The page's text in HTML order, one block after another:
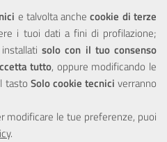
e talvolta anchecookie di terze
i tuoi dati a fini di profilazione;
solo con il tuo consenso
tutto, oppure modificando le
tasto Solo cookie tecnici verranno
modificare le tue preferenze, puoi
.
finanziaria dell'Unione
Sicilia 2000/2006 Misura 6.05 -